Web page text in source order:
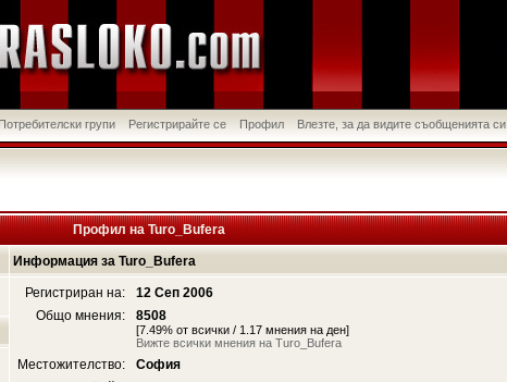
Потребителски групи Регистрирайте се Профил Влезте, за да видите съобщенията си
Профил на Turo_Bufera
Информация за Turo_Bufera
Регистриран на:
12 Сеп 2006
Общо мнения:
8508
[7.49% от всички / 1.17 мнения на ден]
Вижте всички мнения на Turo_Bufera
Местожителство:
София